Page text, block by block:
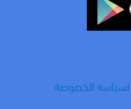
لسياسة الخصوصة